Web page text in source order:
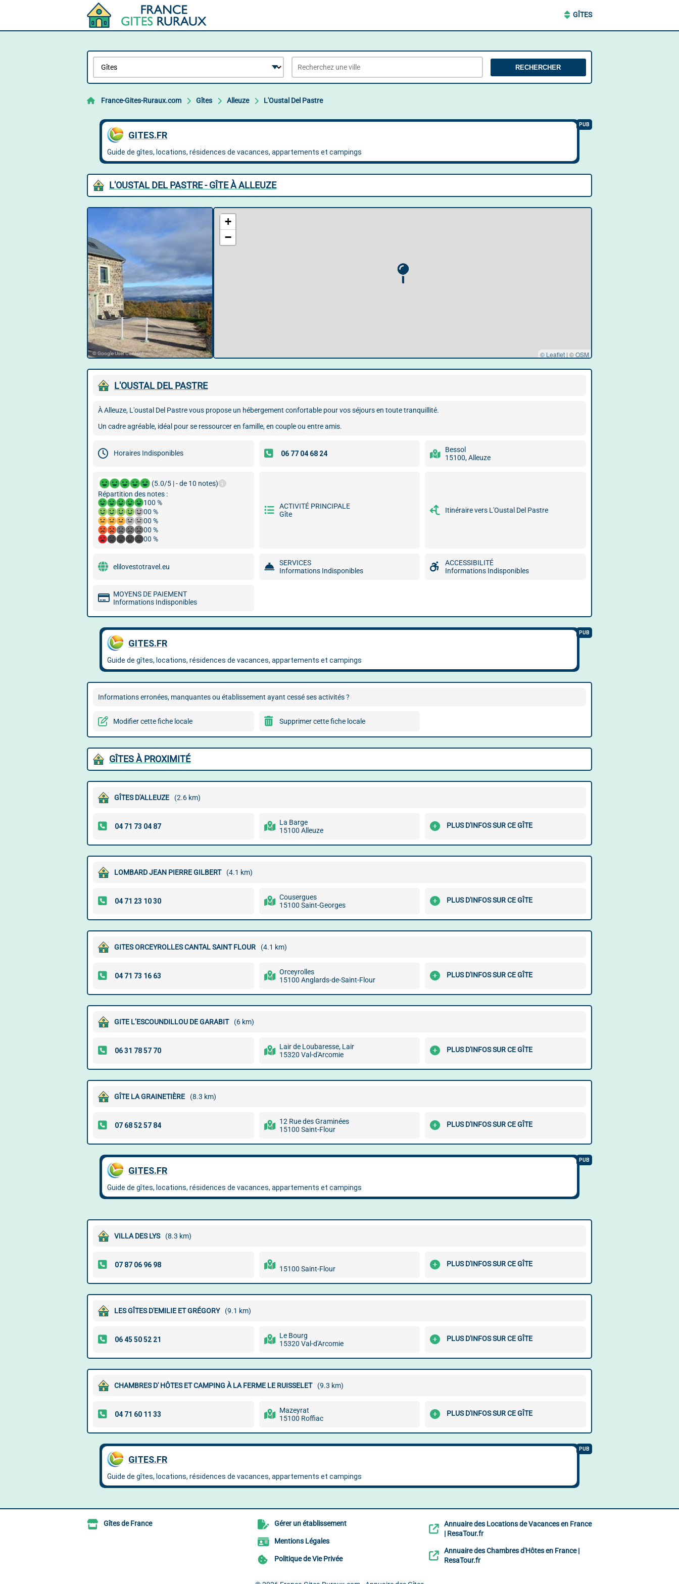
GÎTES
RECHERCHER
France-Gites-Ruraux.com Gîtes Alleuze L'Oustal Del Pastre
L'OUSTAL DEL PASTRE - GÎTE À ALLEUZE
© Google User Content
+
−
© Leaflet | ©OSM
L'OUSTAL DEL PASTRE
À Alleuze, L'oustal Del Pastre vous propose un hébergement confortable pour vos séjours en toute tranquillité.
Un cadre agréable, idéal pour se ressourcer en famille, en couple ou entre amis.
Horaires Indisponibles
Bessol
15100, Alleuze
(5.0/5 | - de 10 notes)
Répartition des notes :
100 %
00 %
00 %
00 %
00 %
ACTIVITÉ PRINCIPALE
Gîte
Itinéraire vers L'Oustal Del Pastre
elilovestotravel.eu
SERVICES
Informations Indisponibles
ACCESSIBILITÉ
Informations Indisponibles
MOYENS DE PAIEMENT
Informations Indisponibles
Informations erronées, manquantes ou établissement ayant cessé ses activités ?
Modifier cette fiche locale Supprimer cette fiche locale
GÎTES À PROXIMITÉ
GÎTES D'ALLEUZE (2.6 km)
La Barge
15100 Alleuze
PLUS D'INFOS SUR CE GÎTE
LOMBARD JEAN PIERRE GILBERT (4.1 km)
Cousergues
15100 Saint-Georges
PLUS D'INFOS SUR CE GÎTE
GITES ORCEYROLLES CANTAL SAINT FLOUR (4.1 km)
Orceyrolles
15100 Anglards-de-Saint-Flour
PLUS D'INFOS SUR CE GÎTE
GITE L’ESCOUNDILLOU DE GARABIT (6 km)
Lair de Loubaresse, Lair
15320 Val-d'Arcomie
PLUS D'INFOS SUR CE GÎTE
GÎTE LA GRAINETIÈRE (8.3 km)
12 Rue des Graminées
15100 Saint-Flour
PLUS D'INFOS SUR CE GÎTE
VILLA DES LYS (8.3 km)
15100 Saint-Flour
PLUS D'INFOS SUR CE GÎTE
LES GÎTES D'EMILIE ET GRÉGORY (9.1 km)
Le Bourg
15320 Val-d'Arcomie
PLUS D'INFOS SUR CE GÎTE
CHAMBRES D' HÔTES ET CAMPING À LA FERME LE RUISSELET (9.3 km)
Mazeyrat
15100 Roffiac
PLUS D'INFOS SUR CE GÎTE
Gîtes de France Gérer un établissement
Mentions Légales
Politique de Vie Privée
Annuaire des Locations de Vacances en France
| ResaTour.fr
Annuaire des Chambres d'Hôtes en France |
ResaTour.fr